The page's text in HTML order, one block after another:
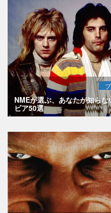
NMEが選ぶ、あなたが知ら
ビア50選